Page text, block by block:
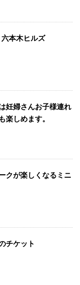
本木ヒルズ
妊婦さんお子様連れ
楽しめます。
クが楽しくなるミニ
チケット